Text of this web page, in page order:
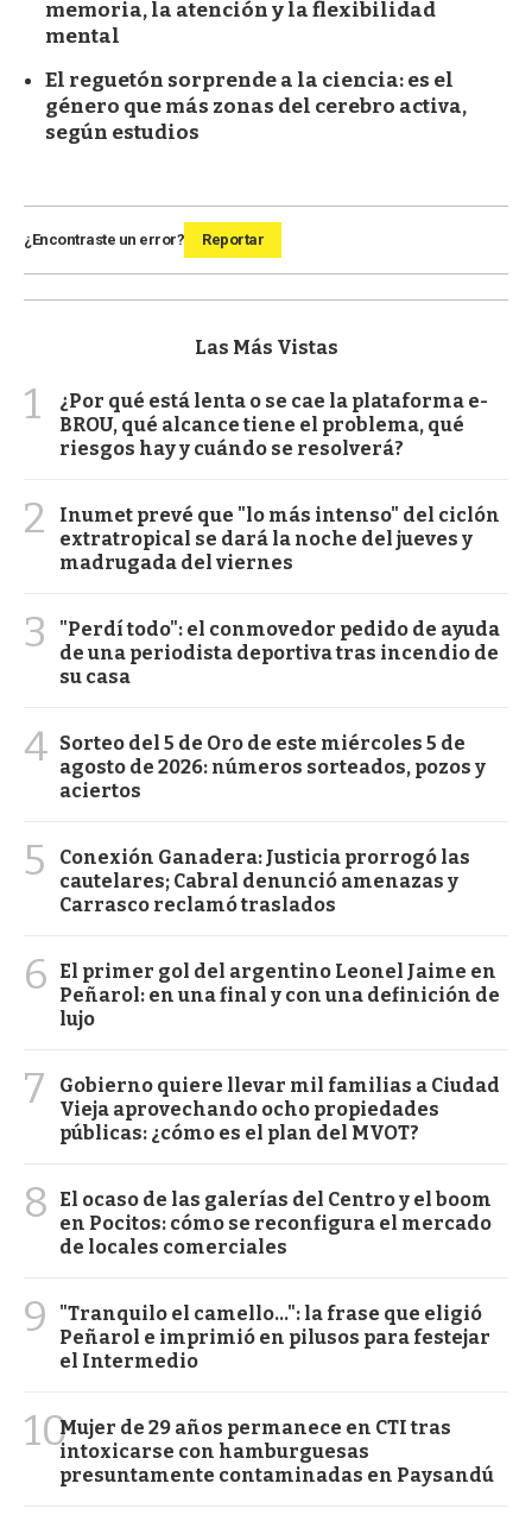
memoria, la atención y la flexibilidad
mental
El reguetón sorprende a la ciencia: es el
género que más zonas del cerebro activa,
según estudios
¿Encontraste un error? Reportar
Las Más Vistas
1
¿Por qué está lenta o se cae la plataforma e-
BROU, qué alcance tiene el problema, qué
riesgos hay y cuándo se resolverá?
2
Inumet prevé que "lo más intenso" del ciclón
extratropical se dará la noche del jueves y
madrugada del viernes
3
"Perdí todo": el conmovedor pedido de ayuda
de una periodista deportiva tras incendio de
su casa
4 Sorteo del 5 de Oro de este miércoles 5 de
agosto de 2026: números sorteados, pozos y
aciertos
5
Conexión Ganadera: Justicia prorrogó las
cautelares; Cabral denunció amenazas y
Carrasco reclamó traslados
6
El primer gol del argentino Leonel Jaime en
Peñarol: en una final y con una definición de
lujo
7
Gobierno quiere llevar mil familias a Ciudad
Vieja aprovechando ocho propiedades
públicas: ¿cómo es el plan del MVOT?
8
El ocaso de las galerías del Centro y el boom
en Pocitos: cómo se reconfigura el mercado
de locales comerciales
9
"Tranquilo el camello...": la frase que eligió
Peñarol e imprimió en pilusos para festejar
el Intermedio
10Mujer de 29 años permanece en CTI tras
intoxicarse con hamburguesas
presuntamente contaminadas en Paysandú